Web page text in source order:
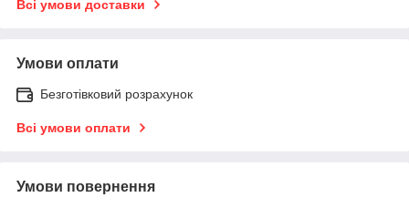
Всі умови доставки
Умови оплати
Безготівковий розрахунок
Всі умови оплати
Умови повернення